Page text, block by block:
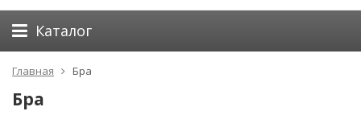
Каталог
Главная Бра
Бра